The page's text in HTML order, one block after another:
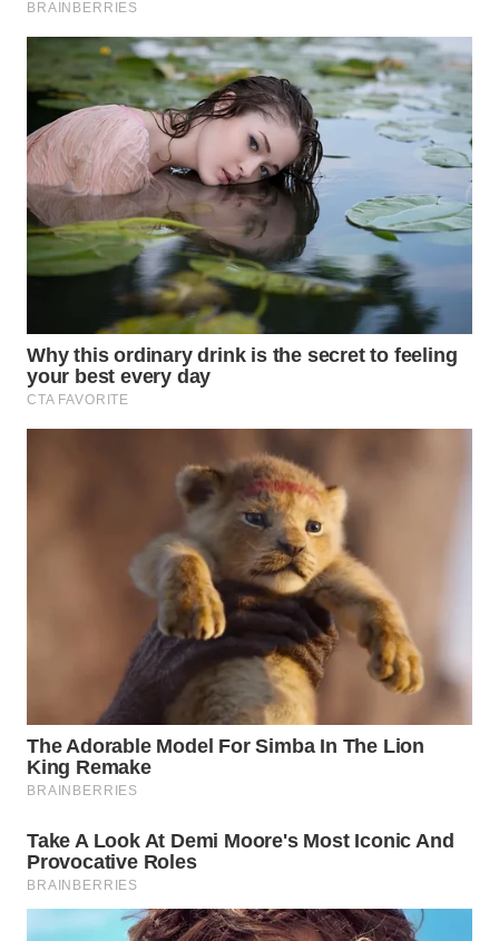
WN
CIANJUR
WN
KEPULAUAN
WN
TANGERANG
WN
BINJAI
WN
MAJALENGKA
WN
SUBANG
WN
SUKABUMI
WN